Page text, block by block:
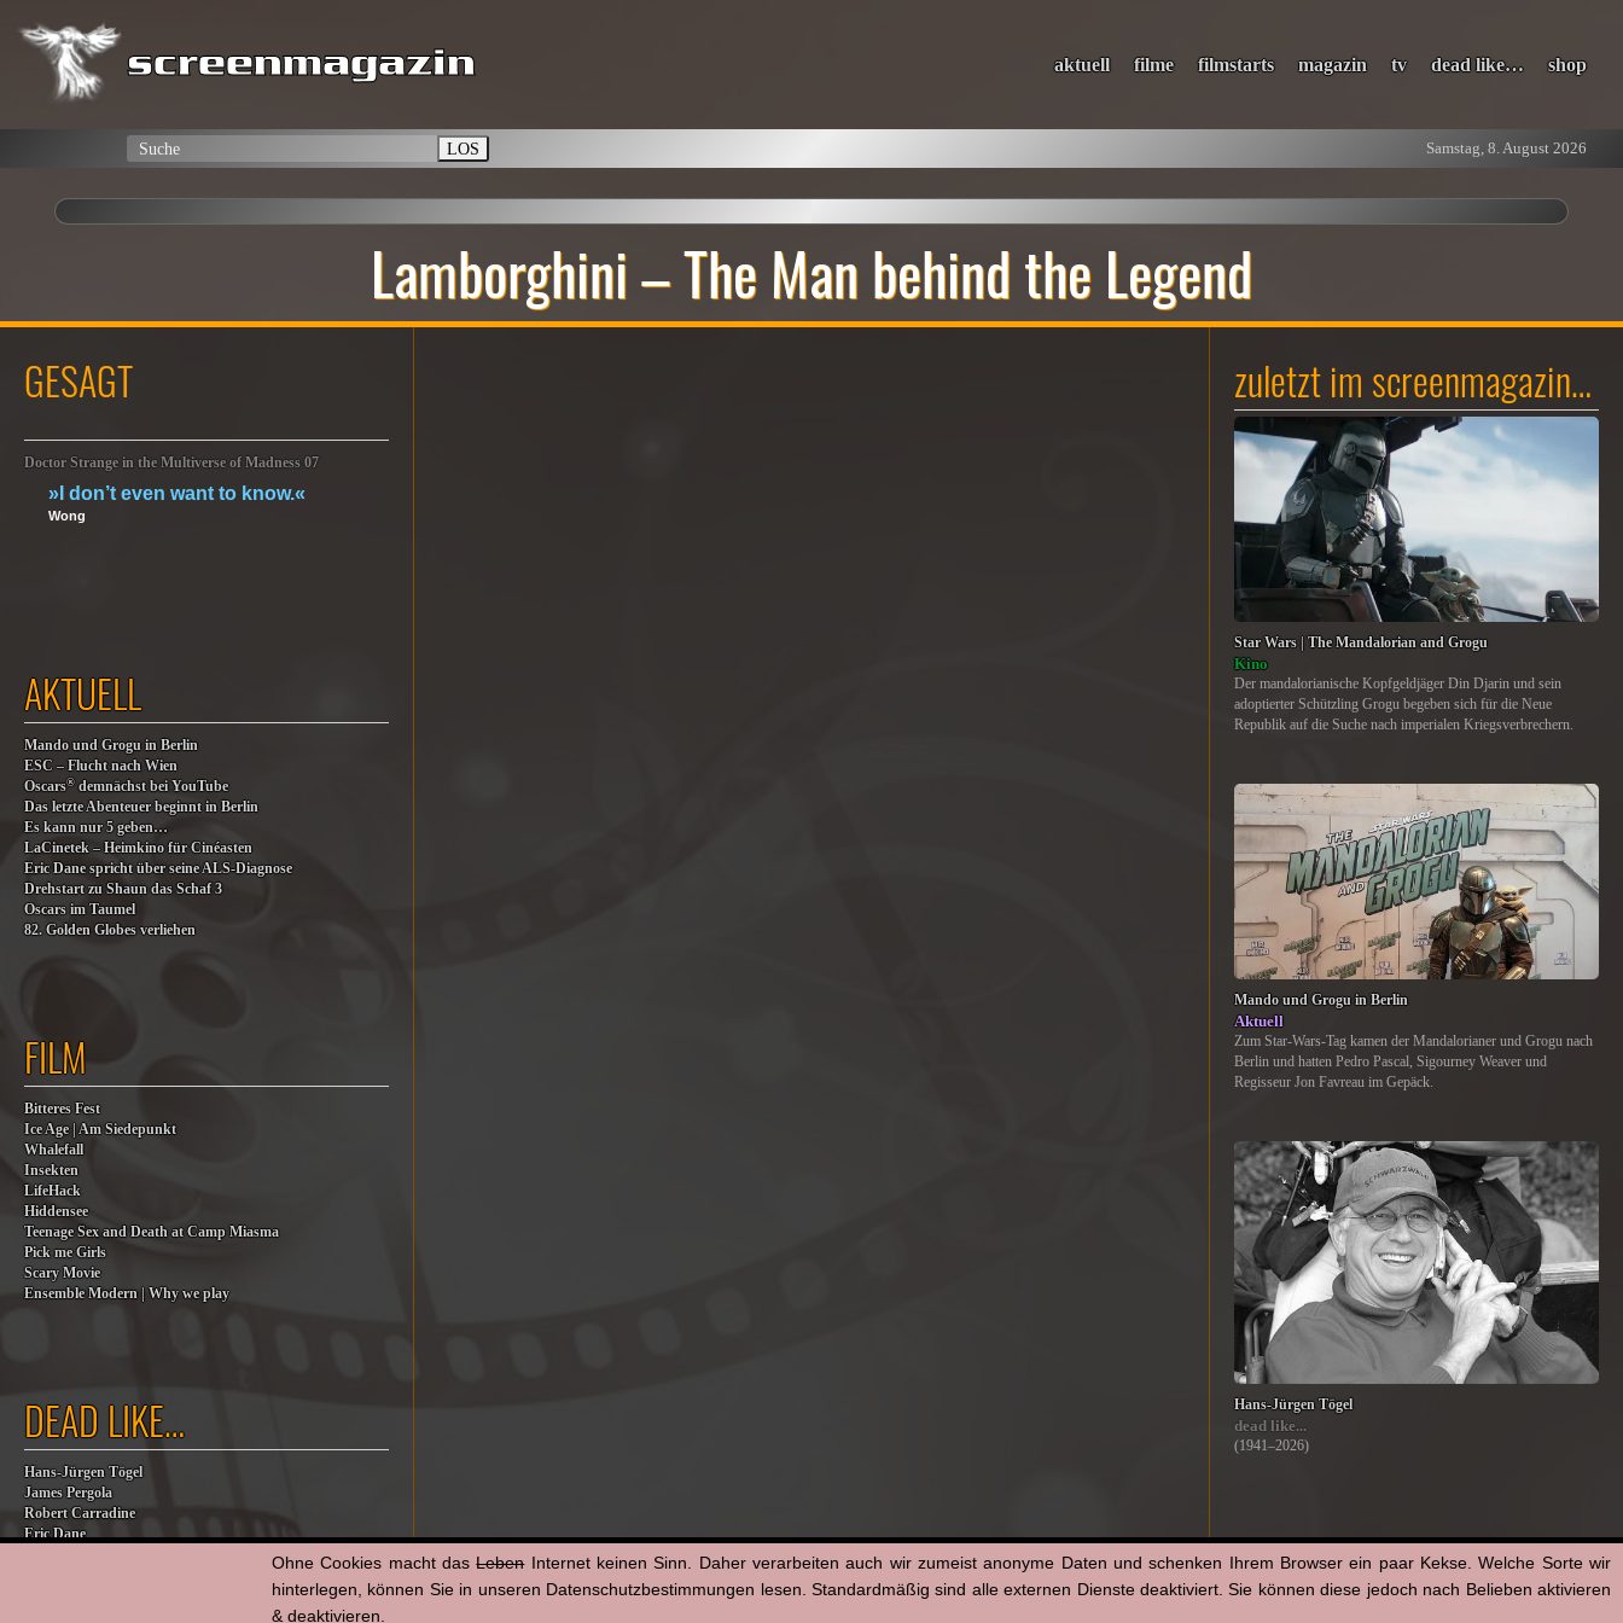
aktuell filme filmstarts magazin tv dead like… shop
LOS Samstag, 8. August 2026
Lamborghini – The Man behind the Legend
GESAGT
Doctor Strange in the Multiverse of Madness 07
»I don’t even want to know.«
Wong
AKTUELL
Mando und Grogu in Berlin
ESC – Flucht nach Wien
Oscars® demnächst bei YouTube
Das letzte Abenteuer beginnt in Berlin
Es kann nur 5 geben…
LaCinetek – Heimkino für Cinéasten
Eric Dane spricht über seine ALS-Diagnose
Drehstart zu Shaun das Schaf 3
Oscars im Taumel
82. Golden Globes verliehen
FILM
Bitteres Fest
Ice Age | Am Siedepunkt
Whalefall
Insekten
LifeHack
Hiddensee
Teenage Sex and Death at Camp Miasma
Pick me Girls
Scary Movie
Ensemble Modern | Why we play
DEAD LIKE…
Hans-Jürgen Tögel
James Pergola
Robert Carradine
Eric Dane
zuletzt im screenmagazin…
Star Wars | The Mandalorian and Grogu
Kino
Der mandalorianische Kopfgeldjäger Din Djarin und sein
adoptierter Schützling Grogu begeben sich für die Neue
Republik auf die Suche nach imperialen Kriegsverbrechern.
Mando und Grogu in Berlin
Aktuell
Zum Star-Wars-Tag kamen der Mandalorianer und Grogu nach
Berlin und hatten Pedro Pascal, Sigourney Weaver und
Regisseur Jon Favreau im Gepäck.
Hans-Jürgen Tögel
dead like...
(1941–2026)
Ohne Cookies macht dasLebenInternet keinen Sinn. Daher verarbeiten auch wir zumeist anonyme Daten und schenken Ihrem Browser ein paar Kekse. Welche Sorte wir
hinterlegen, können Sie in unseren Datenschutzbestimmungen lesen. Standardmäßig sind alle externen Dienste deaktiviert. Sie können diese jedoch nach Belieben aktivieren
& deaktivieren.